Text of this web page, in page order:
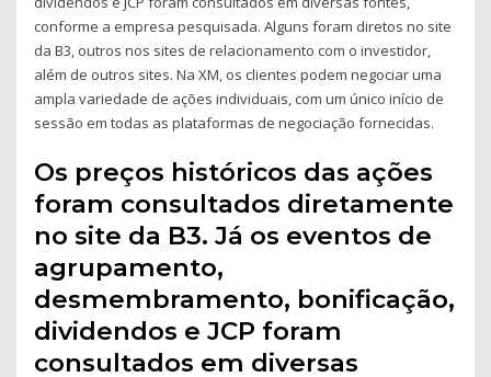
conforme a empresa pesquisada. Alguns foram diretos no site
da B3, outros nos sites de relacionamento com o investidor,
além de outros sites. Na XM, os clientes podem negociar uma
ampla variedade de ações individuais, com um único início de
sessão em todas as plataformas de negociação fornecidas.
Os preços históricos das ações
foram consultados diretamente
no site da B3. Já os eventos de
agrupamento,
desmembramento, bonificação,
dividendos e JCP foram
consultados em diversas